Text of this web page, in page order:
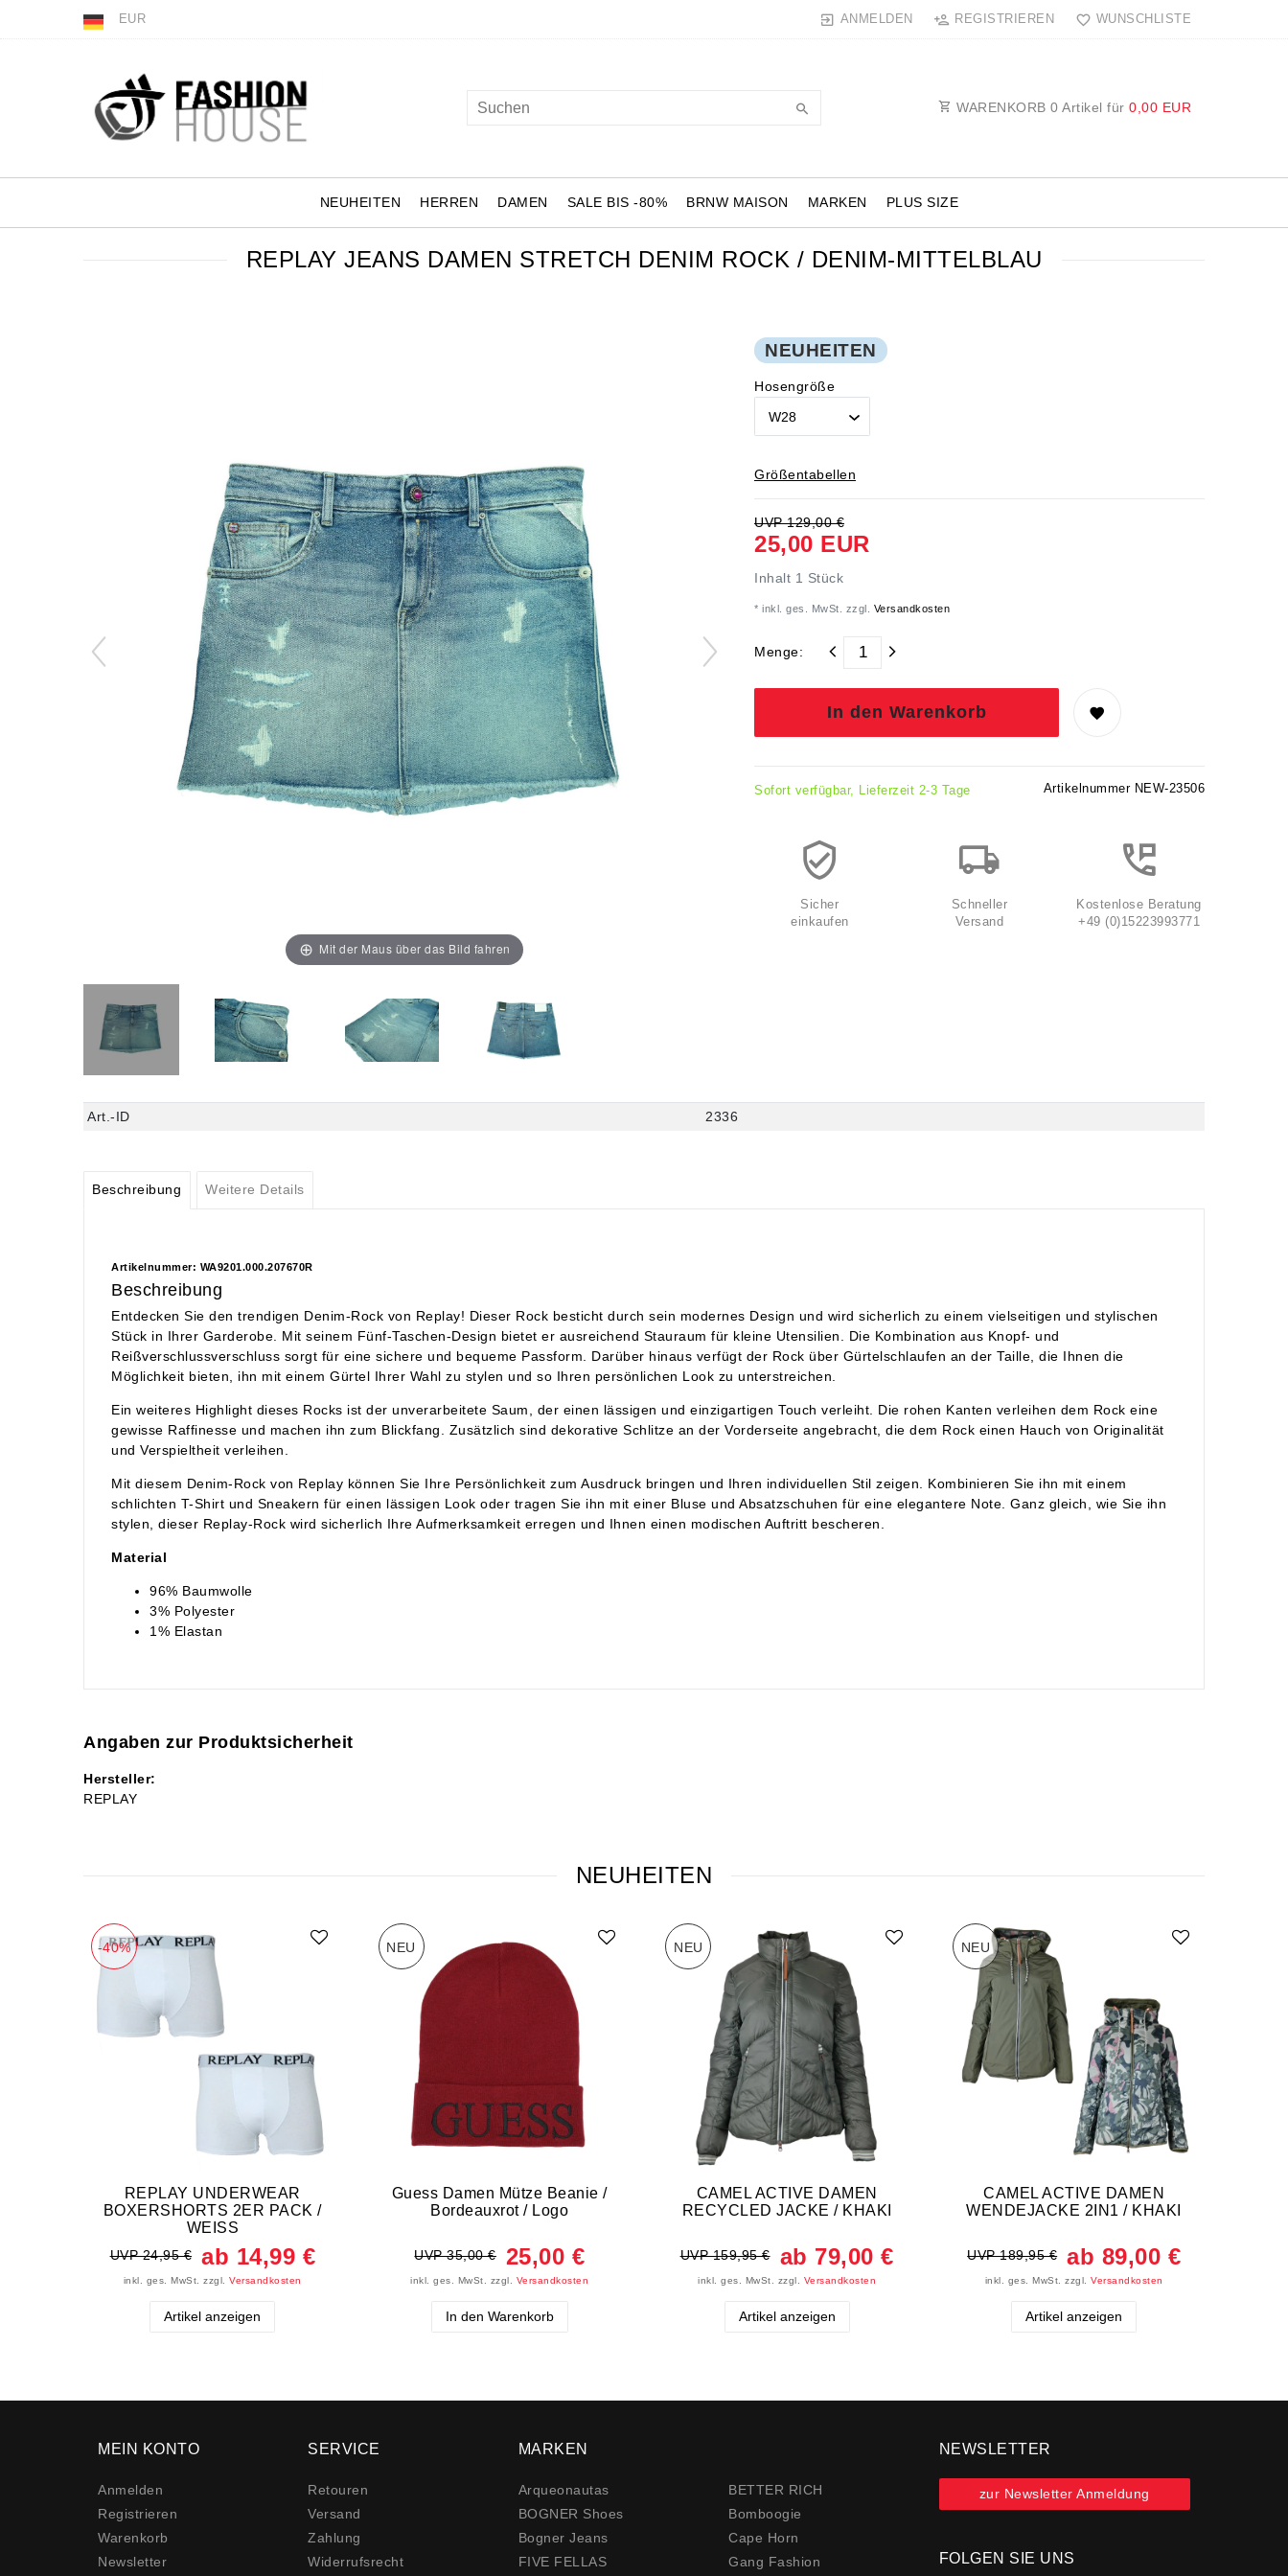
EUR ANMELDEN REGISTRIEREN WUNSCHLISTE
WARENKORB 0 Artikel für 0,00 EUR
NEUHEITEN HERREN DAMEN SALE BIS -80% BRNW MAISON MARKEN PLUS SIZE
REPLAY JEANS DAMEN STRETCH DENIM ROCK / DENIM-MITTELBLAU
Mit der Maus über das Bild fahren
NEUHEITEN
Hosengröße
Größentabellen
UVP 129,00 €
25,00 EUR
Inhalt 1 Stück
* inkl. ges. MwSt. zzgl. Versandkosten
Menge:
In den Warenkorb
Sofort verfügbar, Lieferzeit 2-3 Tage Artikelnummer NEW-23506
Sicher
einkaufen
Schneller
Versand
Kostenlose Beratung
+49 (0)15223993771
Art.-ID 2336
Beschreibung Weitere Details
Artikelnummer: WA9201.000.207670R
Beschreibung
Entdecken Sie den trendigen Denim-Rock von Replay! Dieser Rock besticht durch sein modernes Design und wird sicherlich zu einem vielseitigen und stylischen
Stück in Ihrer Garderobe. Mit seinem Fünf-Taschen-Design bietet er ausreichend Stauraum für kleine Utensilien. Die Kombination aus Knopf- und
Reißverschlussverschluss sorgt für eine sichere und bequeme Passform. Darüber hinaus verfügt der Rock über Gürtelschlaufen an der Taille, die Ihnen die
Möglichkeit bieten, ihn mit einem Gürtel Ihrer Wahl zu stylen und so Ihren persönlichen Look zu unterstreichen.
Ein weiteres Highlight dieses Rocks ist der unverarbeitete Saum, der einen lässigen und einzigartigen Touch verleiht. Die rohen Kanten verleihen dem Rock eine
gewisse Raffinesse und machen ihn zum Blickfang. Zusätzlich sind dekorative Schlitze an der Vorderseite angebracht, die dem Rock einen Hauch von Originalität
und Verspieltheit verleihen.
Mit diesem Denim-Rock von Replay können Sie Ihre Persönlichkeit zum Ausdruck bringen und Ihren individuellen Stil zeigen. Kombinieren Sie ihn mit einem
schlichten T-Shirt und Sneakern für einen lässigen Look oder tragen Sie ihn mit einer Bluse und Absatzschuhen für eine elegantere Note. Ganz gleich, wie Sie ihn
stylen, dieser Replay-Rock wird sicherlich Ihre Aufmerksamkeit erregen und Ihnen einen modischen Auftritt bescheren.
Material
96% Baumwolle
3% Polyester
1% Elastan
Angaben zur Produktsicherheit
Hersteller:
REPLAY
NEUHEITEN
-40%
REPLAY UNDERWEAR
BOXERSHORTS 2ER PACK /
WEISS
UVP 24,95 € ab 14,99 €
inkl. ges. MwSt. zzgl.Versandkosten
Artikel anzeigen
NEU
Guess Damen Mütze Beanie /
Bordeauxrot / Logo
UVP 35,00 € 25,00 €
inkl. ges. MwSt. zzgl. Versandkosten
In den Warenkorb
NEU
CAMEL ACTIVE DAMEN
RECYCLED JACKE / KHAKI
UVP 159,95 € ab 79,00 €
inkl. ges. MwSt. zzgl. Versandkosten
Artikel anzeigen
NEU
CAMEL ACTIVE DAMEN
WENDEJACKE 2IN1 / KHAKI
UVP 189,95 € ab 89,00 €
inkl. ges. MwSt. zzgl.Versandkosten
Artikel anzeigen
MEIN KONTO
Anmelden
Registrieren
Warenkorb
Newsletter
SERVICE
Retouren
Versand
Zahlung
Widerrufs­recht
MARKEN
Arqueonautas
BOGNER Shoes
Bogner Jeans
FIVE FELLAS
BETTER RICH
Bomboogie
Cape Horn
Gang Fashion
NEWSLETTER
zur Newsletter Anmeldung
FOLGEN SIE UNS